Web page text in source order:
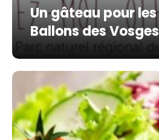
Un gâteau pour les
Ballons des Vosges